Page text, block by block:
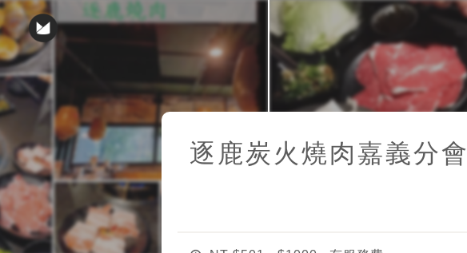
逐鹿炭火燒肉嘉義分會